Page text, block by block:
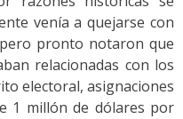
venía a quejarse con
pronto notaron que
relacionadas con los
electoral, asignaciones
1 millón de dólares por